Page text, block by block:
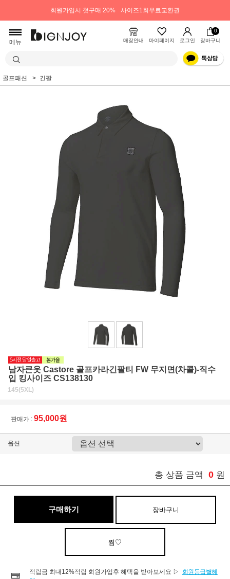
회원가입시 첫구매 20% 사이즈1회무료교환권
메뉴 매장안내 마이페이지 로그인
0
장바구니
골프패션 긴팔
남자큰옷 Castore 골프카라긴팔티 FW 무지면(차콜)-직수
입 킹사이즈 CS138130
145(5XL)
판매가 : 95,000원
옵션
총 상품 금액 0 원
구매하기 장바구니
찜♡
적립금 최대12%적립 회원가입후 혜택을 받아보세요 ▷
회원등급별혜